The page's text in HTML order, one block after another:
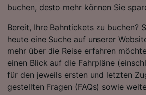
buchen, desto mehr können Sie
Bereit, Ihre Bahntickets zu buchen?
heute eine Suche auf unserer
mehr über die Reise erfahren
einen Blick auf die Fahrpläne
für den jeweils ersten und letzten
gestellten Fragen (FAQs) sowie
Datenschutzrichtlinie. Diese
haben keinen Einfluss auf
Daten werden nicht für
verwendet, wenn Sie uns
Surfverhalten nicht zu verfolgen.
Wir und unsere Partner